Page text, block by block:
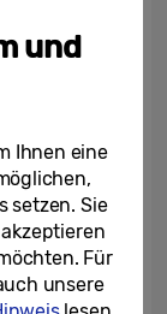
dem
Tages da.
den
nach
Kacheln
und
Ihnen eine
setzen. Sie
Für
unsere